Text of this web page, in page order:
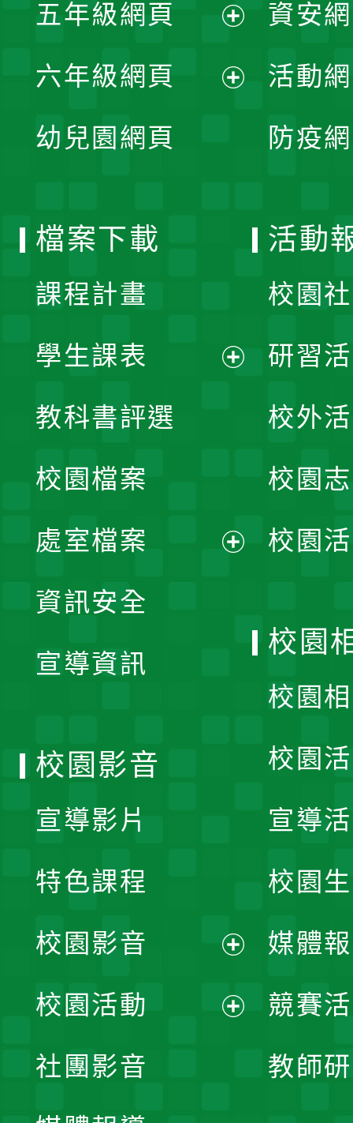
選
單
開
選
五年級網頁
開
六年級網頁
幼兒園網頁
資安
活動
防疫
檔案下載
課程計畫
學生課表
單
教科書評選
校園檔案
處室檔案
資訊安全
宣導資訊
活動
校園
研習
校外
校園
校園
校園
校園
校園
宣導
校園
媒體
競賽
教師
校園影音
宣導影片
特色課程
校園影音
開
校園活動
社團影音